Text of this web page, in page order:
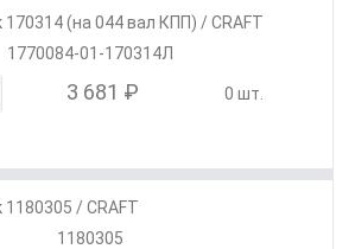
(на 044 вал КПП) / CRAFT
1770084-01-170314Л
3 681 ₽ 0 шт.
/ CRAFT
1180305